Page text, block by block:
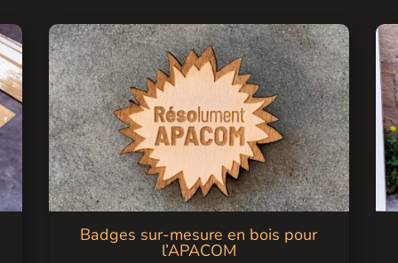
Badges sur-mesure en bois pour
l’APACOM